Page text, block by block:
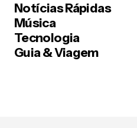
Notícias Rápidas
Música
Tecnologia
Guia & Viagem